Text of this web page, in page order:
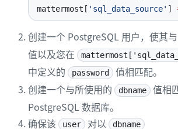
mattermost [ 'sql_data_source' ]
创建一个 PostgreSQL 用户，使其与
值以及您在
中定义的 password
值相匹配。
创建一个与所使用的
dbname
值相
PostgreSQL 数据库。
确保该
user 对以 dbname